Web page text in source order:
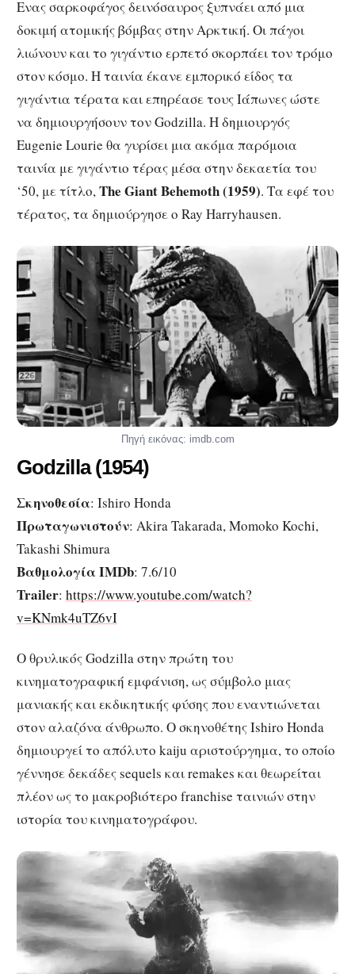
Ενας σαρκοφάγος δεινόσαυρος ξυπνάει από μια
δοκιμή ατομικής βόμβας στην Αρκτική. Οι πάγοι
λιώνουν και το γιγάντιο ερπετό σκορπάει τον τρόμο
στον κόσμο. Η ταινία έκανε εμπορικό είδος τα
γιγάντια τέρατα και επηρέασε τους Ιάπωνες ώστε
να δημιουργήσουν τον Godzilla. Η δημιουργός
Eugenie Lourie θα γυρίσει μια ακόμα παρόμοια
ταινία με γιγάντιο τέρας μέσα στην δεκαετία του
‘50, με τίτλο,The GiantBehemoth(1959). Τα εφέ του
τέρατος, τα δημιούργησε ο Ray Harryhausen.
Πηγή εικόνας: imdb.com
Godzilla(1954)
Σκηνοθεσία: Ishiro Honda
Πρωταγωνιστούν: Akira Takarada, Momoko Kochi,
Takashi Shimura
Βαθμολογία IMDb: 7.6/10
Trailer: https://www.youtube.com/watch?
v=KNmk4uTZ6vI
Ο θρυλικός Godzilla στην πρώτη του
κινηματογραφική εμφάνιση, ως σύμβολο μιας
μανιακής και εκδικητικής φύσης που εναντιώνεται
στον αλαζόνα άνθρωπο. Ο σκηνοθέτης Ishiro Honda
δημιουργεί το απόλυτο kaiju αριστούργημα, το οποίο
γέννησε δεκάδες sequels και remakes και θεωρείται
πλέον ως το μακροβιότερο franchise ταινιών στην
ιστορία του κινηματογράφου.